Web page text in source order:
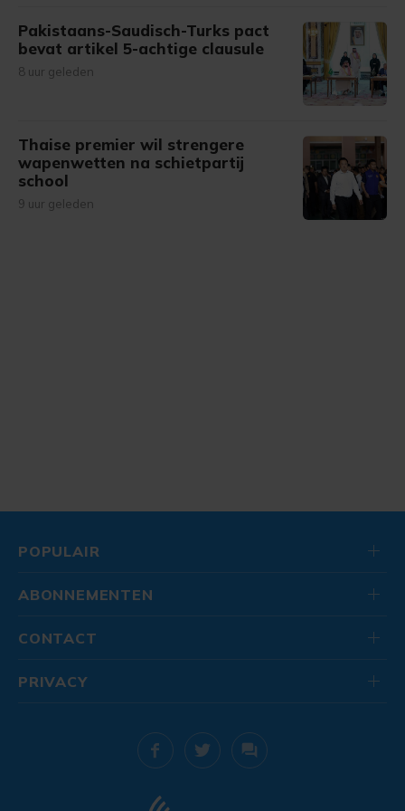
Pakistaans-Saudisch-Turks pact
bevat artikel 5-achtige clausule
8 uur geleden
Thaise premier wil strengere
wapenwetten na schietpartij
school
9 uur geleden
POPULAIR
ABONNEMENTEN
CONTACT
PRIVACY